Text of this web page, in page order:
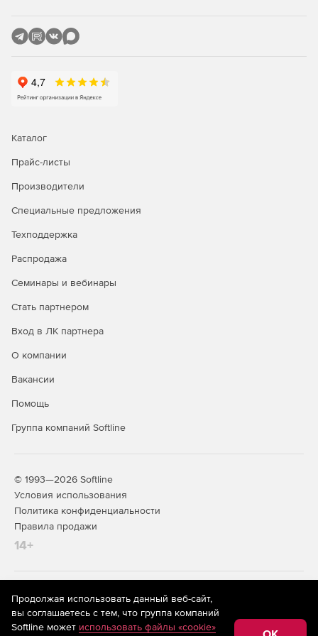
изменения серверной производительности.
Отображение задержек во времени ответа на
Проактивное уведомление администраторов о
ловушку.
Автоматическая подготовка графических отчетов по
расписанию и рассылка на электронную почту.
Поддержка браузеров Internet Explore, Mozilla Firefox и
Работа на любом сервере Windows, Linux или UNIX с
благодаря безагентской архитектуре.
Каталог
Прайс-листы
Производители
Специальные предложения
Техподдержка
Распродажа
Семинары и вебинары
Стать партнером
Вход в ЛК партнера
О компании
Вакансии
Помощь
Группа компаний Softline
© 1993—2026 Softline
Условия использования
Политика конфиденциальности
Правила продажи
14+
На информационном ресурсе store.softline.ru применяются
рекомендательные технологии
(информационные технологии
предоставления информации на основе сбора,
систематизации и анализа сведений, относящихся к
Продолжая использовать данный веб-сайт,
вы соглашаетесь с тем, что группа компаний
Softline может использовать файлы «cookie»